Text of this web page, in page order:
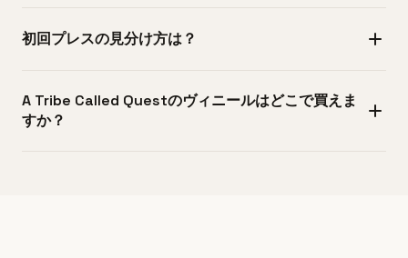
Recordsからの『The Low End Theory』の未開封またはニ
が多いです。さらに希少なのは初期キャリアのプロモ12イ
ンチやホワイトラベルのテストプレスで、市場に出れば
初回プレスの見分け方は？
いくつかのポイントで判別できます。カタログ番号
（例：'People's Instinctive Travels'は1241-1-J、'The Low
A Tribe Called Questのヴィニールはどこで買えま
すか？